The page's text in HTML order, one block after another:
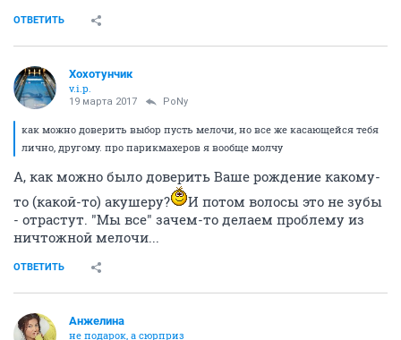
ОТВЕТИТЬ
Хохотунчик
v.i.p.
19 марта 2017 PoNy
как можно доверить выбор пусть мелочи, но все же касающейся тебя
лично, другому. про парикмахеров я вообще молчу
А, как можно было доверить Ваше рождение какому-
то (какой-то) акушеру?
И потом волосы это не зубы
- отрастут. "Мы все" зачем-то делаем проблему из
ничтожной мелочи...
ОТВЕТИТЬ
Aнжелина
не подарок, а сюрприз